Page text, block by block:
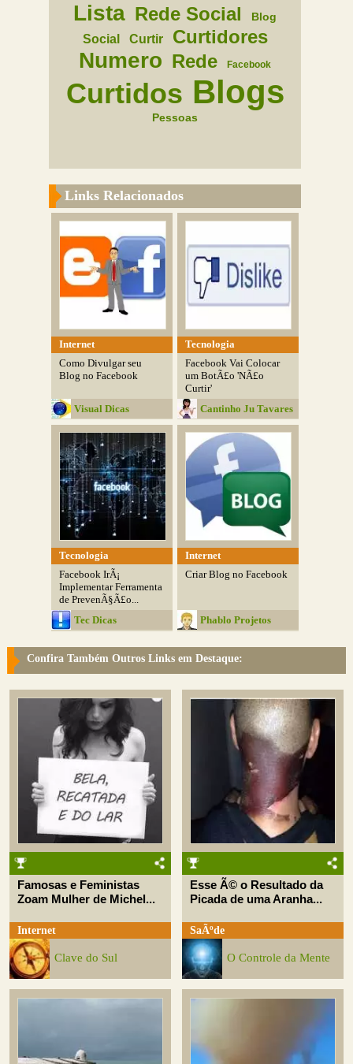
Lista Rede Social Blog
Social Curtir Curtidores
Numero Rede Facebook
Curtidos Blogs
Pessoas
Links Relacionados
Internet
Como Divulgar seu
Blog no Facebook
Visual Dicas
Tecnologia
Facebook Vai Colocar
um BotÃ£o 'NÃ£o
Curtir'
Cantinho Ju Tavares
Tecnologia
Facebook IrÃ¡
Implementar Ferramenta
de PrevenÃ§Ã£o...
Tec Dicas
Internet
Criar Blog no Facebook
Phablo Projetos
Confira Também Outros Links em Destaque:
Famosas e Feministas
Zoam Mulher de Michel...
Internet
Clave do Sul
Esse Ã© o Resultado da
Picada de uma Aranha...
SaÃºde
O Controle da Mente